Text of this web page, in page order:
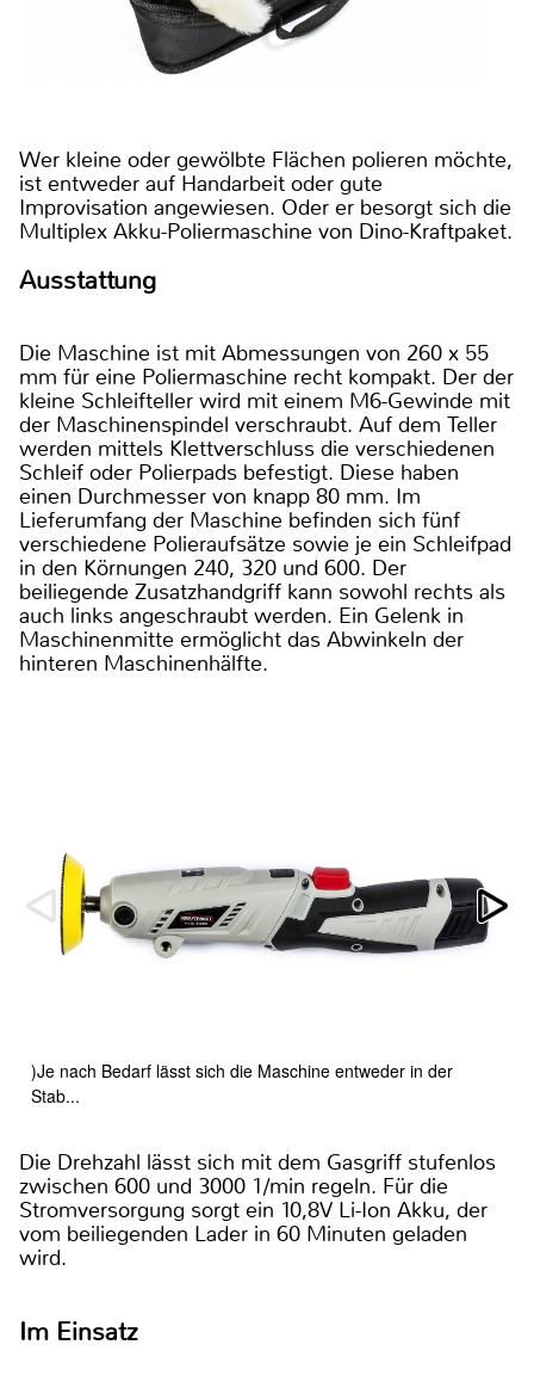
Wer kleine oder gewölbte Flächen polieren möchte,
ist entweder auf Handarbeit oder gute
Improvisation angewiesen. Oder er besorgt sich die
Multiplex Akku-Poliermaschine von Dino-Kraftpaket.
Ausstattung
Die Maschine ist mit Abmessungen von 260 x 55
mm für eine Poliermaschine recht kompakt. Der der
kleine Schleifteller wird mit einem M6-Gewinde mit
der Maschinenspindel verschraubt. Auf dem Teller
werden mittels Klettverschluss die verschiedenen
Schleif oder Polierpads befestigt. Diese haben
einen Durchmesser von knapp 80 mm. Im
Lieferumfang der Maschine befinden sich fünf
verschiedene Polieraufsätze sowie je ein Schleifpad
in den Körnungen 240, 320 und 600. Der
beiliegende Zusatzhandgriff kann sowohl rechts als
auch links angeschraubt werden. Ein Gelenk in
Maschinenmitte ermöglicht das Abwinkeln der
hinteren Maschinenhälfte.
)Je nach Bedarf lässt sich die Maschine entweder in der
Stab...
Die Drehzahl lässt sich mit dem Gasgriff stufenlos
zwischen 600 und 3000 1/min regeln. Für die
Stromversorgung sorgt ein 10,8V Li-Ion Akku, der
vom beiliegenden Lader in 60 Minuten geladen
wird.
Im Einsatz